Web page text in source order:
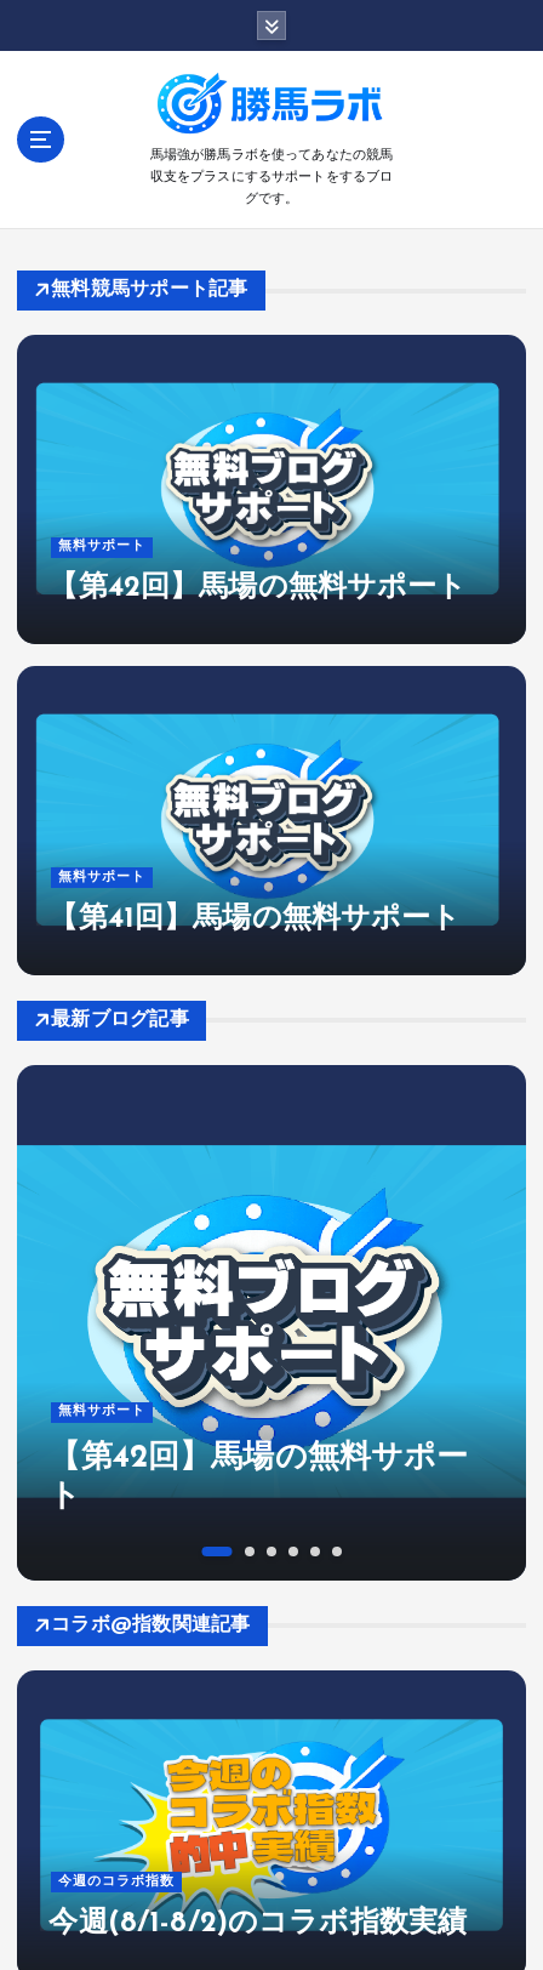
馬場強が勝馬ラボを使ってあなたの競馬
収支をプラスにするサポートをするブロ
グです。
無料競馬サポート記事
無料サポート
【第42回】馬場の無料サポート
無料サポート
【第41回】馬場の無料サポート
最新ブログ記事
無料サポート
【第42回】馬場の無料サポー
ト
コラボ@指数関連記事
今週のコラボ指数
今週(8/1-8/2)のコラボ指数実績